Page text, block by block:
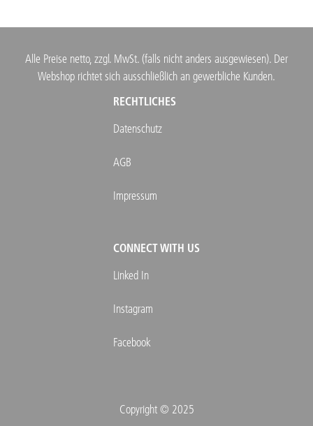
Alle Preise netto, zzgl. MwSt. (falls nicht anders ausgewiesen). Der
Webshop richtet sich ausschließlich an gewerbliche Kunden.
RECHTLICHES
Datenschutz
AGB
Impressum
CONNECT WITH US
Linked In
Instagram
Facebook
Copyright © 2025